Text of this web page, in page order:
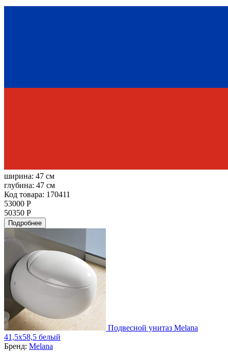
ширина: 47 см
глубина: 47 см
Код товара: 170411
53000 Р
50350 Р
Подробнее
Подвесной унитаз Melana
41,5x58,5 белый
Бренд: Melana